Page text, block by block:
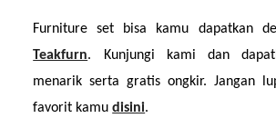
Teakfurn. Kunjungi kami dan
menarik serta gratis ongkir. Jangan
favorit kamu disini.